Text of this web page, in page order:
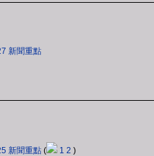
新聞重點
新聞重點 ( 1 2 )